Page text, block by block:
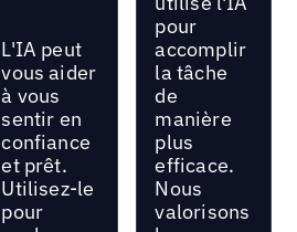
L'IA peut
vous aider
à vous
sentir en
confiance
et prêt.
Utilisez-le
pour
pour
accomplir
la tâche
de
manière
plus
efficace.
Nous
valorisons